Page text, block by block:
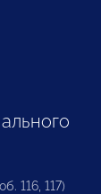
116, 117)